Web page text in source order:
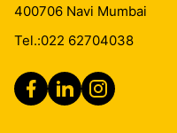
400706 Navi Mumbai
Tel.:022 62704038